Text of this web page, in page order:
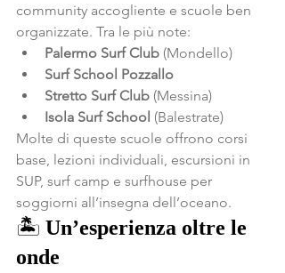
community accogliente e scuole ben
organizzate. Tra le più note:
Palermo Surf Club (Mondello)
Surf School Pozzallo
Stretto Surf Club (Messina)
Isola Surf School (Balestrate)
Molte di queste scuole offrono corsi
base, lezioni individuali, escursioni in
SUP, surf camp e surfhouse per
soggiorni all’insegna dell’oceano.
🏝️ Un’esperienza oltre le
onde